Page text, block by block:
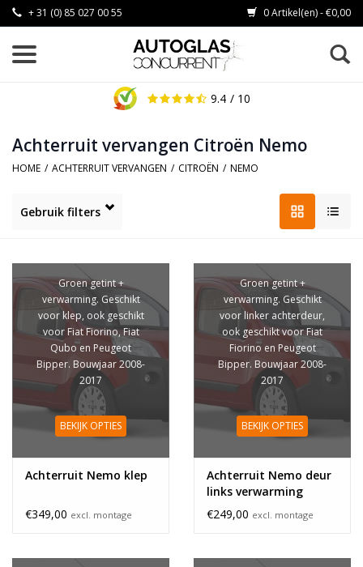
+ 31 (0) 85 027 00 55 0 Artikel(en) - €0,00
9.4 / 10
Achterruit vervangen Citroën Nemo
HOME / ACHTERRUIT VERVANGEN / CITROËN / NEMO
Gebruik filters
Groen getint +
verwarming. Geschikt
voor klep, ook geschikt
voor Fiat Fiorino, Fiat
Qubo en Peugeot
Bipper. Bouwjaar 2008-
2017
BEKIJK OPTIES
Achterruit Nemo klep
€349,00 excl. montage
Groen getint +
verwarming. Geschikt
voor linker achterdeur,
ook geschikt voor Fiat
Fiorino en Peugeot
Bipper. Bouwjaar 2008-
2017
BEKIJK OPTIES
Achterruit Nemo deur
links verwarming
€249,00 excl. montage